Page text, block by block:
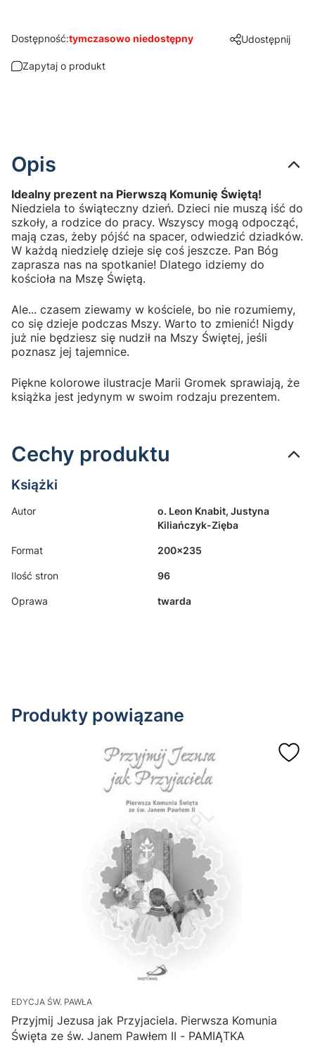
Dostępność:tymczasowo niedostępny Udostępnij
Zapytaj o produkt
Opis
Idealny prezent na Pierwszą Komunię Świętą!
Niedziela to świąteczny dzień. Dzieci nie muszą iść do
szkoły, a rodzice do pracy. Wszyscy mogą odpocząć,
mają czas, żeby pójść na spacer, odwiedzić dziadków.
W każdą niedzielę dzieje się coś jeszcze. Pan Bóg
zaprasza nas na spotkanie! Dlatego idziemy do
kościoła na Mszę Świętą.
Ale... czasem ziewamy w kościele, bo nie rozumiemy,
co się dzieje podczas Mszy. Warto to zmienić! Nigdy
już nie będziesz się nudził na Mszy Świętej, jeśli
poznasz jej tajemnice.
Piękne kolorowe ilustracje Marii Gromek sprawiają, że
książka jest jedynym w swoim rodzaju prezentem.
Cechy produktu
Książki
Autor
o. Leon Knabit, Justyna
Kiliańczyk-Zięba
Format 200x235
Ilość stron 96
Oprawa twarda
Produkty powiązane
EDYCJA ŚW. PAWŁA
Przyjmij Jezusa jak Przyjaciela. Pierwsza Komunia
Święta ze św. Janem Pawłem II - PAMIĄTKA